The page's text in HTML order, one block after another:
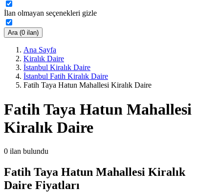
İlan olmayan seçenekleri gizle
Ara (0 ilan)
Ana Sayfa
Kiralık Daire
İstanbul Kiralık Daire
İstanbul Fatih Kiralık Daire
Fatih Taya Hatun Mahallesi Kiralık Daire
Fatih Taya Hatun Mahallesi
Kiralık Daire
0 ilan bulundu
Fatih Taya Hatun Mahallesi Kiralık
Daire Fiyatları